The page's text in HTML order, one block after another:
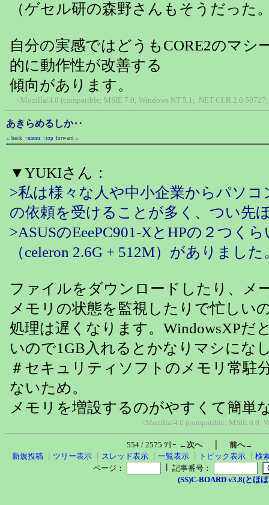
（ゲセル研の森野さんもそうだった
自分の実感ではどうもCORE2のマシ
的に動作性が改善する
傾向があります。
<Mozilla/4.0 (compatible; MSIE 7.0; Windows NT 5.1; .NET CLR
あきらめるしか‥
←back ↑menu ↑top forward→
▼YUKIさん：
>私は様々な人や中小企業からパソコ
の依頼を受けることが多く、つい先
>ASUSのEeePC901-XとHPの２つく
（celeron 2.6G + 512M）がありました
ファイルをダウンロードしたり、メ
メモリの状態を監視したりで忙しい
処理は遅くなります。WindowsXPだ
いので1GB入れるとかなりマシにな
＃セキュリティソフトのメモリ常駐
ないため。
メモリを増設するのがやすくて簡単
<Mozilla/4.0 (compatible; MSIE 6.0;
554 / 2575 ﾂﾘｰ ←次へ｜ 前へ→
新規投稿
ツリー表示 スレッド表示 一覧表示 トピック表示
検
ページ：
記事番号：
(SS)C-BOARD v3.8(とほ